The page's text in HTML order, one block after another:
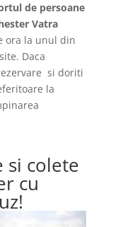
de persoane
Vatra
ora la unul din
Daca
si doriti
la
si colete
cu